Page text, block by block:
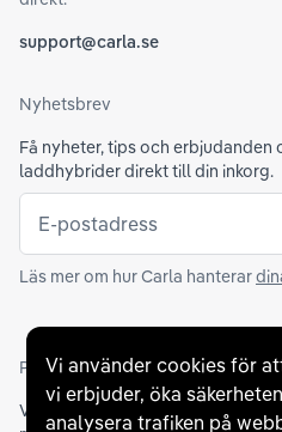
Vi använder cookies för
vi erbjuder, öka
analysera trafiken på
support@carla.se
Nyhetsbrev
Få nyheter, tips och erbjudanden
laddhybrider direkt till din inkorg.
E-postadress
Läs mer om hur Carla hanterar
Partners och betallösningar
Vi samarbetar med
flertalet banker